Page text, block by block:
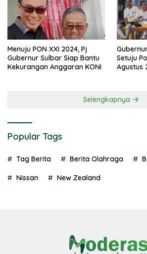
Menuju PON XXI 2024, Pj
Gubernur Sulbar Siap Bantu
Kekurangan Anggaran KONI
Setuju
Agustus
Selengkapnya
Popular Tags
Tag Berita Berita Olahraga
Nissan New Zealand